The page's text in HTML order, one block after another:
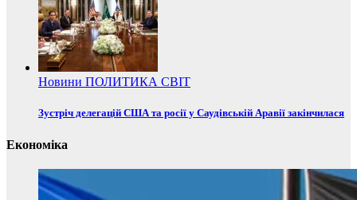
Новини ПОЛИТИКА СВІТ
Зустріч делегацій США та росії у Саудівській Аравії закінчилася
Економіка